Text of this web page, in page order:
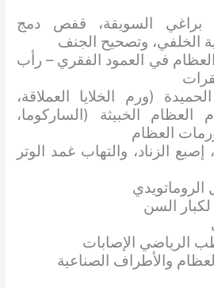
براغي السويقة، قفص دمج
الخلفي، وتصحيح الجنف
في العمود الفقري – رأب
(ورم الخلايا العملاقة،
العظام الخبيثة (الساركوما،
العظام
إصبع الزناد، والتهاب غمد الوتر
الروماتويدي
السن
الرياضي الإصابات
والأطراف الصناعية